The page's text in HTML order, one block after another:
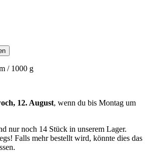
/ 1000 g
12. August, wenn du bis Montag um
nur noch 14 Stück in unserem Lager.
Falls mehr bestellt wird, könnte dies das